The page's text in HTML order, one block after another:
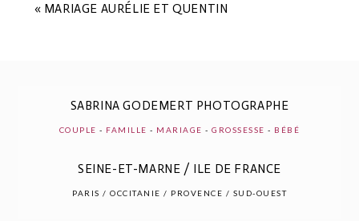
Les champs marqués sont requis *
POST COMMENT
« MARIAGE AURÉLIE ET QUENTIN
SABRINA GODEMERT PHOTOGRAPHE
COUPLE - FAMILLE - MARIAGE -GROSSESSE - BÉBÉ
SEINE-ET-MARNE / ILE DE FRANCE
PARIS / OCCITANIE / PROVENCE / SUD-OUEST